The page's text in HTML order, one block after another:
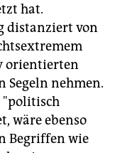
hat.
distanziert von
orientierten
Segeln nehmen.
"politisch
wäre ebenso
Begriffen wie